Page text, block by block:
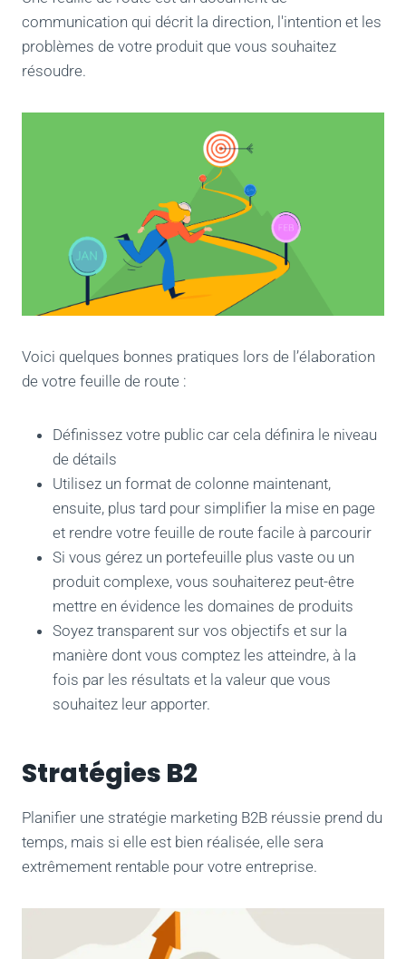
communication qui décrit la direction, l'intention et les
problèmes de votre produit que vous souhaitez
résoudre.
Voici quelques bonnes pratiques lors de l’élaboration
de votre feuille de route :
Définissez votre public car cela définira le niveau
de détails
Utilisez un format de colonne maintenant,
ensuite, plus tard pour simplifier la mise en page
et rendre votre feuille de route facile à parcourir
Si vous gérez un portefeuille plus vaste ou un
produit complexe, vous souhaiterez peut-être
mettre en évidence les domaines de produits
Soyez transparent sur vos objectifs et sur la
manière dont vous comptez les atteindre, à la
fois par les résultats et la valeur que vous
souhaitez leur apporter.
Stratégies B2
Planifier une stratégie marketing B2B réussie prend du
temps, mais si elle est bien réalisée, elle sera
extrêmement rentable pour votre entreprise.